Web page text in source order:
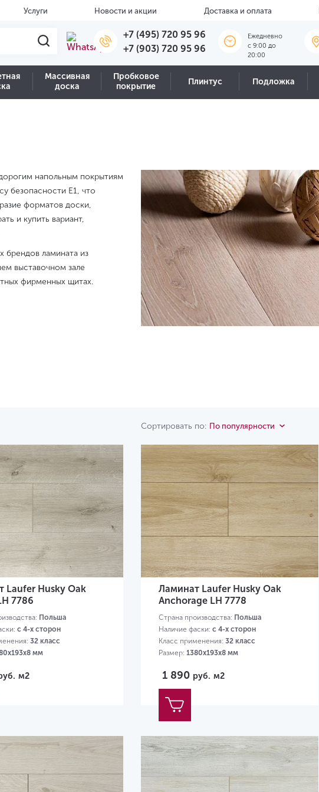
Услуги Новости и акции Доставка и оплата
+7 (495) 720 95 96
+7 (903) 720 95 96
Ежедневно
c 9:00 до
20:00
Массивная
доска
Пробковое
покрытие
Плинтус Подложка
напольным покрытиям
безопасности Е1, что
форматов доски,
и купить вариант,
брендов ламината из
выставочном зале
фирменных щитах.
Сортировать по: По популярности
Laufer Husky Oak
7786
Польша
с 4-х сторон
32 класс
мм
м2
Ламинат Laufer Husky Oak
Anchorage LH 7778
Страна производства: Польша
Наличие фаски: с 4-х сторон
Класс применения: 32 класс
Размер: 1380х193х8 мм
1 890 руб. м2